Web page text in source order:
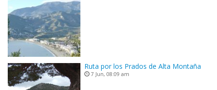
Ruta por los Prados de Alta Montaña
7 Jun, 08:09 am